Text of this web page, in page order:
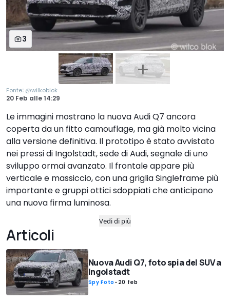
3
Fonte: @wilkoblok
20 Feb alle14:29
Le immagini mostrano la nuova Audi Q7 ancora
coperta da un fitto camouflage, ma già molto vicina
alla versione definitiva. Il prototipo è stato avvistato
nei pressi di Ingolstadt, sede di Audi, segnale di uno
sviluppo ormai avanzato. Il frontale appare più
verticale e massiccio, con una griglia Singleframe più
importante e gruppi ottici sdoppiati che anticipano
una nuova firma luminosa.
Vedi di più
Articoli
Nuova Audi Q7, foto spia del SUV a
Ingolstadt
Spy Foto - 20 feb